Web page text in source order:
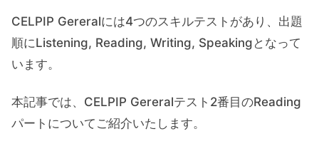
CELPIP Gereralには4つのスキルテストがあり、出題
順にListening, Reading, Writing, Speakingとなって
います。
本記事では、CELPIP Gereralテスト2番目のReading
パートについてご紹介いたします。